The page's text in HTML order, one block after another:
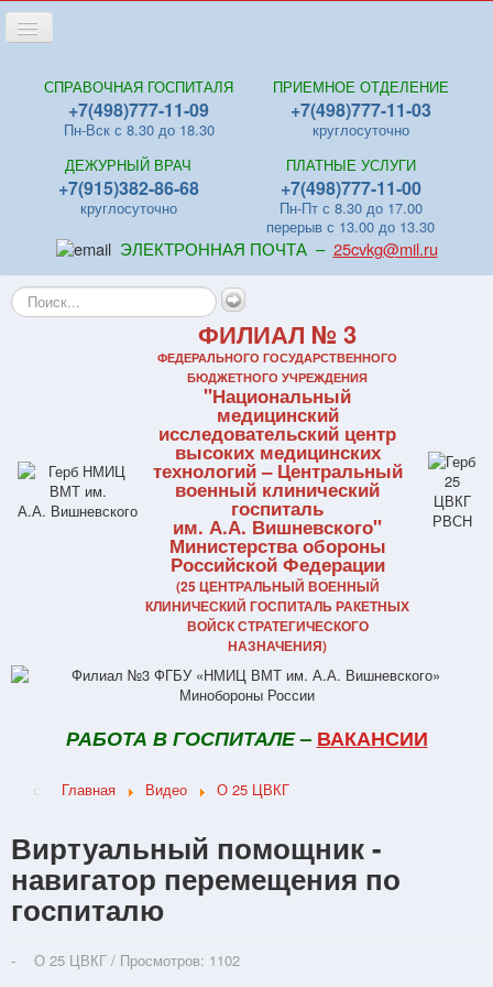
Переключить
навигацию
Новости
Отделения
Поликлиники
Контакты
СПРАВОЧНАЯ ГОСПИТАЛЯ
+7(498)777-11-09
Пн-Вск с 8.30 до 18.30
ПРИЕМНОЕ ОТДЕЛЕНИЕ
+7(498)777-11-03
круглосуточно
ДЕЖУРНЫЙ ВРАЧ
+7(915)382-86-68
круглосуточно
ПЛАТНЫЕ УСЛУГИ
+7(498)777-11-00
Пн-Пт с 8.30 до 17.00
перерыв с 13.00 до 13.30
ЭЛЕКТРОННАЯ ПОЧТА – 25cvkg@mil.ru
Искать...
ФИЛИАЛ № 3
ФЕДЕРАЛЬНОГО ГОСУДАРСТВЕННОГО
БЮДЖЕТНОГО УЧРЕЖДЕНИЯ
"Национальный
медицинский
исследовательский центр
высоких медицинских
технологий – Центральный
военный клинический
госпиталь
им. А.А. Вишневского"
Министерства обороны
Российской Федерации
(25 ЦЕНТРАЛЬНЫЙ ВОЕННЫЙ
КЛИНИЧЕСКИЙ ГОСПИТАЛЬ РАКЕТНЫХ
ВОЙСК СТРАТЕГИЧЕСКОГО
НАЗНАЧЕНИЯ)
РАБОТА В ГОСПИТАЛЕ– ВАКАНСИИ
Главная Видео О 25 ЦВКГ
Виртуальный помощник -
навигатор перемещения по
госпиталю
О 25 ЦВКГ / Просмотров: 1102